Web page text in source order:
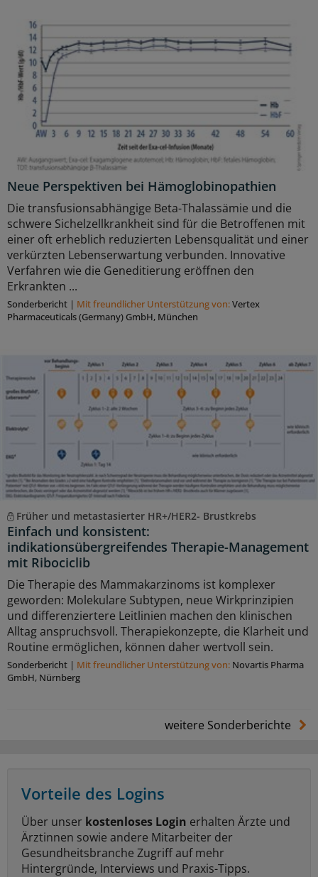
Neue Perspektiven bei Hämoglobinopathien
Die transfusionsabhängige Beta-Thalassämie und die
schwere Sichelzellkrankheit sind für die Betroffenen mit
einer oft erheblich reduzierten Lebensqualität und einer
verkürzten Lebenserwartung verbunden. Innovative
Verfahren wie die Geneditierung eröffnen den
Erkrankten ...
Sonderbericht | Mit freundlicher Unterstützung von:Vertex
Pharmaceuticals (Germany) GmbH, München
Früher und metastasierter HR+/HER2- Brustkrebs
Einfach und konsistent:
indikationsübergreifendes Therapie-Management
mit Ribociclib
Die Therapie des Mammakarzinoms ist komplexer
geworden: Molekulare Subtypen, neue Wirkprinzipien
und differenziertere Leitlinien machen den klinischen
Alltag anspruchsvoll. Therapiekonzepte, die Klarheit und
Routine ermöglichen, können daher wertvoll sein.
Sonderbericht | Mit freundlicher Unterstützung von: Novartis Pharma
GmbH, Nürnberg
weitere Sonderberichte
Vorteile des Logins
Über unser kostenloses Login erhalten Ärzte und
Ärztinnen sowie andere Mitarbeiter der
Gesundheitsbranche Zugriff auf mehr
Hintergründe, Interviews und Praxis-Tipps.